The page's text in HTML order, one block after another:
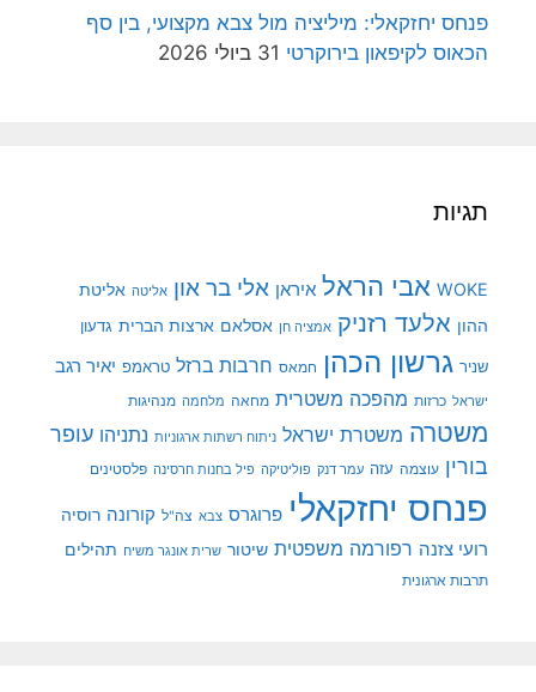
פנחס יחזקאלי: מיליציה מול צבא מקצועי, בין סף
הכאוס לקיפאון בירוקרטי 31 ביולי 2026
תגיות
WOKE אבי הראל איראן אלי בר און אליטה אליטת
ההון אלעד רזניק אמציה חן אסלאם ארצות הברית גדעון
שניר גרשון הכהן חמאס חרבות ברזל טראמפ יאיר רגב
ישראל כרזות מהפכה משטרית מחאה מלחמה מנהיגות
משטרה משטרת ישראל ניתוח רשתות ארגוניות נתניהו עופר
בורין עוצמה עזה עמר דנק פוליטיקה פיל בחנות חרסינה פלסטינים
פנחס יחזקאלי פרוגרס צבא צה"ל קורונה רוסיה
רועי צזנה רפורמה משפטית שיטור שרית אונגר משיח תהילים
תרבות ארגונית